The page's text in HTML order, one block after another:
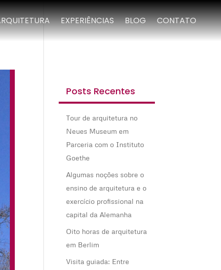
EXPERIÊNCIAS BLOG CONTATO
Posts Recentes
Tour de arquitetura no
Neues Museum em
Parceria com o Instituto
Goethe
Algumas noções sobre o
ensino de arquitetura e o
exercício profissional na
capital da Alemanha
Oito horas de arquitetura
em Berlim
Visita guiada: Entre